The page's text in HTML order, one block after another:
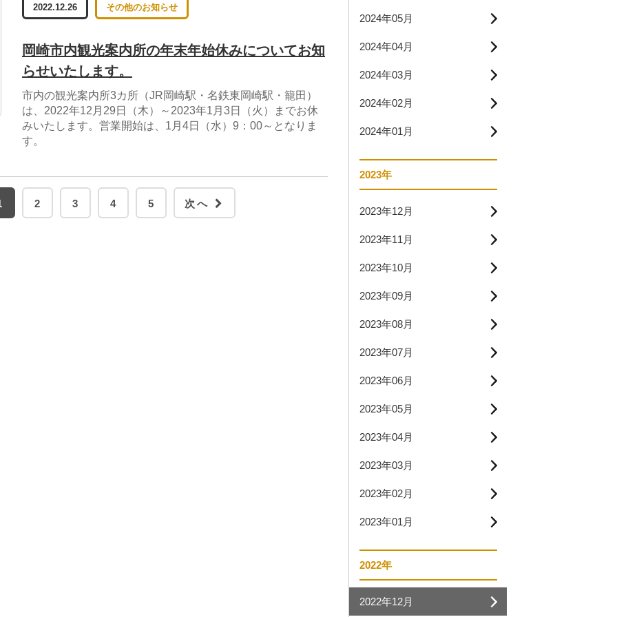
2022.12.26 その他のお知らせ
岡崎市内観光案内所の年末年始休みについてお知
らせいたします。
市内の観光案内所3カ所（JR岡崎駅・名鉄東岡崎駅・籠田）
は、2022年12月29日（木）～2023年1月3日（火）までお休
みいたします。営業開始は、1月4日（水）9：00～となりま
す。
2 3 4 5 次へ
2024年05月
2024年04月
2024年03月
2024年02月
2024年01月
2023年
2023年12月
2023年11月
2023年10月
2023年09月
2023年08月
2023年07月
2023年06月
2023年05月
2023年04月
2023年03月
2023年02月
2023年01月
2022年
2022年12月